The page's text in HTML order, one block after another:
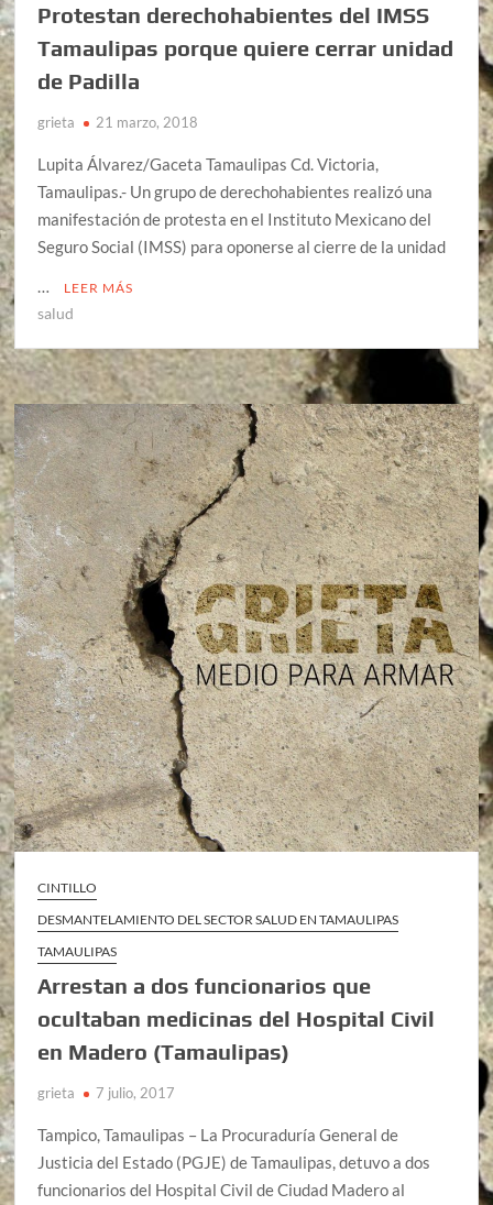
Protestan derechohabientes del IMSS
Tamaulipas porque quiere cerrar unidad
de Padilla
grieta 21 marzo, 2018
Lupita Álvarez/Gaceta Tamaulipas Cd. Victoria,
Tamaulipas.- Un grupo de derechohabientes realizó una
manifestación de protesta en el Instituto Mexicano del
Seguro Social (IMSS) para oponerse al cierre de la unidad
…
LEER MÁS
salud
CINTILLO
DESMANTELAMIENTO DEL SECTOR SALUD EN TAMAULIPAS
TAMAULIPAS
Arrestan a dos funcionarios que
ocultaban medicinas del Hospital Civil
en Madero (Tamaulipas)
grieta 7 julio, 2017
Tampico, Tamaulipas – La Procuraduría General de
Justicia del Estado (PGJE) de Tamaulipas, detuvo a dos
funcionarios del Hospital Civil de Ciudad Madero al